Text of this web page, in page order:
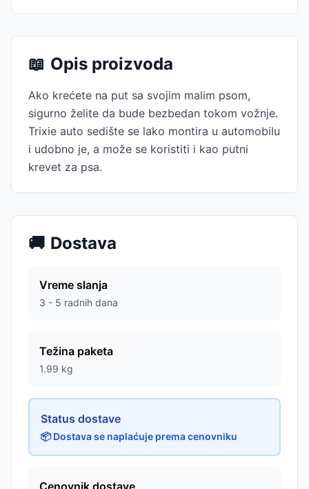
📖 Opis proizvoda
Ako krećete na put sa svojim malim psom,
sigurno želite da bude bezbedan tokom vožnje.
Trixie auto sedište se lako montira u automobilu
i udobno je, a može se koristiti i kao putni
krevet za psa.
🚚 Dostava
Vreme slanja
3 - 5 radnih dana
Težina paketa
1.99 kg
Status dostave
📦 Dostava se naplaćuje prema cenovniku
Cenovnik dostave